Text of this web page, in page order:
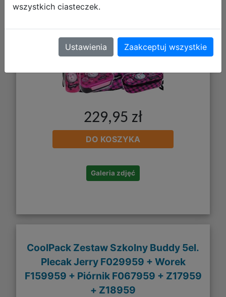
229,95 zł
DO KOSZYKA
Galeria zdjęć
CoolPack Zestaw Szkolny Buddy 5el.
Plecak Jerry F029959 + Worek
F159959 + Piórnik F067959 + Z17959
+ Z18959
wszystkich ciasteczek.
Ustawienia Zaakceptuj wszystkie